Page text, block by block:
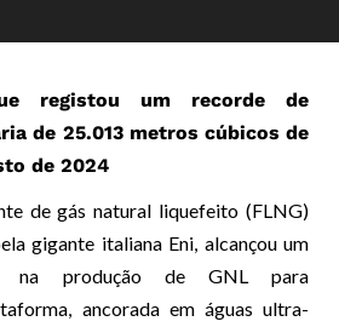
registou um recorde de
de 25.013 metros cúbicos de
de 2024
de gás natural liquefeito (FLNG)
gigante italiana Eni, alcançou um
na produção de GNL para
ancorada em águas ultra-